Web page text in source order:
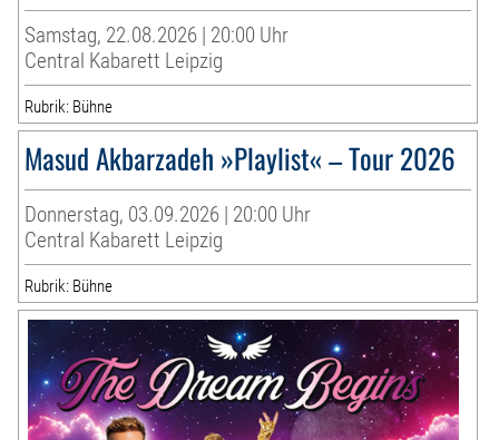
Samstag, 22.08.2026 | 20:00 Uhr
Central Kabarett Leipzig
Rubrik: Bühne
Masud Akbarzadeh »Playlist« – Tour 2026
Donnerstag, 03.09.2026 | 20:00 Uhr
Central Kabarett Leipzig
Rubrik: Bühne